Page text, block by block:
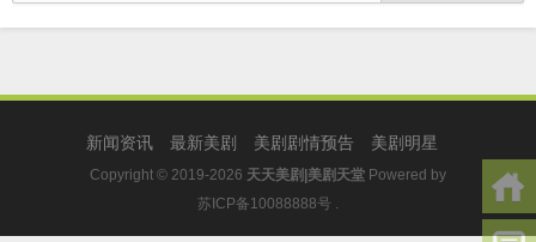
新闻资讯 最新美剧 美剧剧情预告 美剧明星
Copyright © 2019-2026 天天美剧|美剧天堂 Powered by
苏ICP备10088888号 .